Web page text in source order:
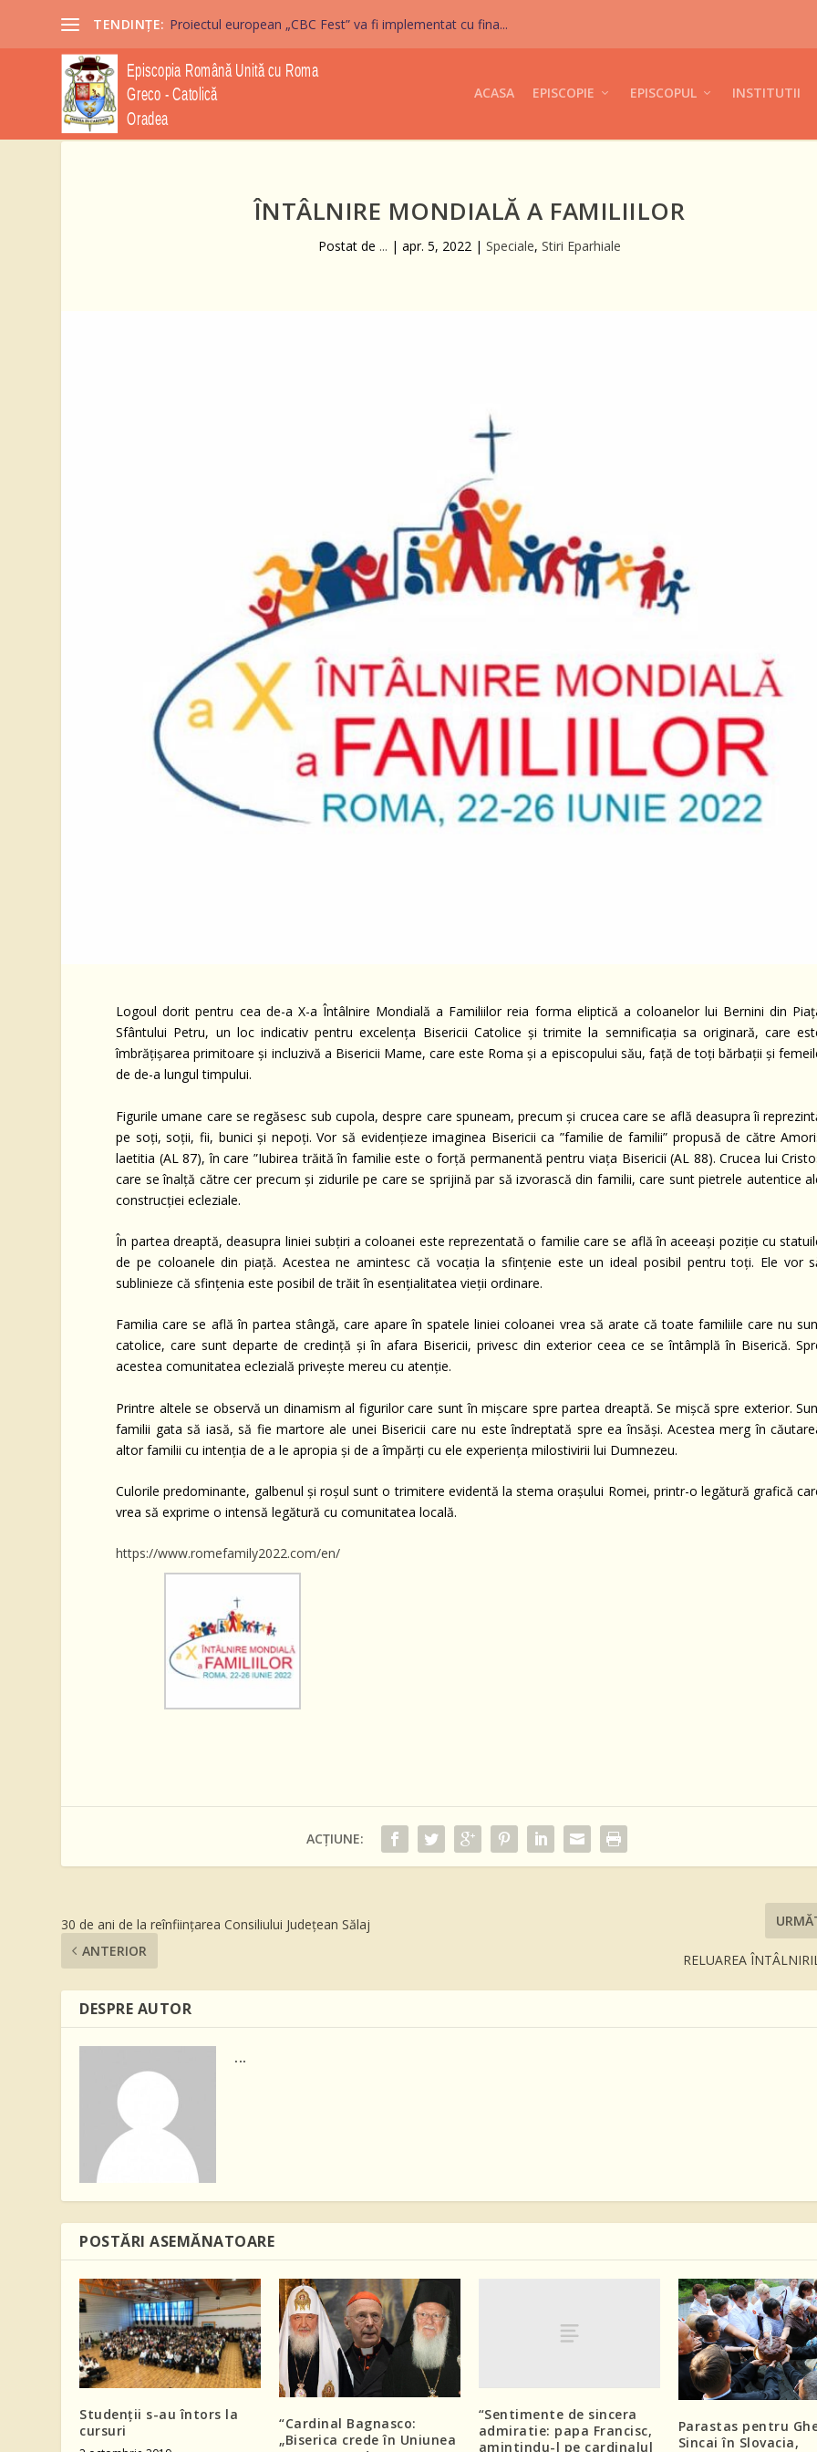
TENDINȚE: Proiectul european „CBC Fest” va fi implementat cu fina...
ACASA EPISCOPIE EPISCOPUL INSTITUTII
ÎNTÂLNIRE MONDIALĂ A FAMILIILOR
Postat de ... | apr. 5, 2022| Speciale, Stiri Eparhiale
Logoul dorit pentru cea de-a X-a Întâlnire Mondială a Familiilor reia forma eliptică a coloanelor lui Bernini din
Sfântului Petru, un loc indicativ pentru excelența Bisericii Catolice și trimite la semnificația sa originară, care
îmbrățișarea primitoare și incluzivă a Bisericii Mame, care este Roma și a episcopului său, față de toți bărbații și
de de-a lungul timpului.
Figurile umane care se regăsesc sub cupola, despre care spuneam, precum și crucea care se află deasupra îi
pe soți, soții, fii, bunici și nepoți. Vor să evidențieze imaginea Bisericii ca ”familie de familii” propusă de către
laetitia (AL 87), în care ”Iubirea trăită în familie este o forță permanentă pentru viața Bisericii (AL 88). Crucea lui
care se înalță către cer precum și zidurile pe care se sprijină par să izvorască din familii, care sunt pietrele autentice
construcției ecleziale.
În partea dreaptă, deasupra liniei subțiri a coloanei este reprezentată o familie care se află în aceeași poziție cu
de pe coloanele din piață. Acestea ne amintesc că vocația la sfințenie este un ideal posibil pentru toți. Ele vor
sublinieze că sfințenia este posibil de trăit în esențialitatea vieții ordinare.
Familia care se află în partea stângă, care apare în spatele liniei coloanei vrea să arate că toate familiile care nu
catolice, care sunt departe de credință și în afara Bisericii, privesc din exterior ceea ce se întâmplă în Biserică.
acestea comunitatea eclezială privește mereu cu atenție.
Printre altele se observă un dinamism al figurilor care sunt în mișcare spre partea dreaptă. Se mișcă spre exterior.
familii gata să iasă, să fie martore ale unei Bisericii care nu este îndreptată spre ea însăși. Acestea merg în
altor familii cu intenția de a le apropia și de a împărți cu ele experiența milostivirii lui Dumnezeu.
Culorile predominante, galbenul și roșul sunt o trimitere evidentă la stema orașului Romei, printr-o legătură grafică
vrea să exprime o intensă legătură cu comunitatea locală.
https://www.romefamily2022.com/en/
ACȚIUNE:
30 de ani de la reînființarea Consiliului Județean Sălaj
ANTERIOR
RELUAREA
DESPRE AUTOR
...
POSTĂRI ASEMĂNATOARE
Studenții s-au întors la
cursuri
“Cardinal Bagnasco:
„Biserica crede în Uniunea
“Sentimente de sincera
admiratie: papa Francisc,
amintindu-l pe cardinalul
Parastas pentru
Sincai în Slovacia,